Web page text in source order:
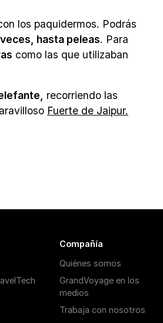
los paquidermos. Podrás
hasta peleas. Para
como las que utilizaban
recorriendo las
Fuerte de Jaipur.
Compañía
Quiénes somos
GrandVoyage en los
medios
Trabaja con nosotros